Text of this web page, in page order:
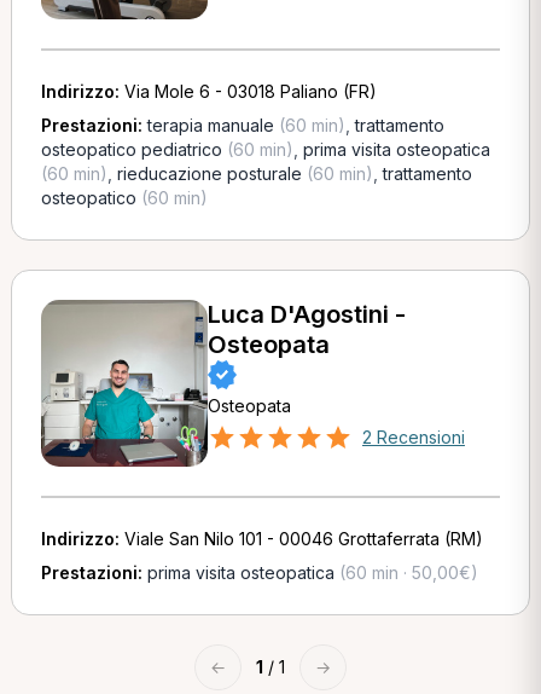
Indirizzo: Via Mole 6 - 03018 Paliano (FR)
Prestazioni:terapia manuale (60 min) ,trattamento
osteopatico pediatrico (60 min) prima visita osteopatica
(60 min) rieducazione posturale (60 min) ,trattamento
osteopatico (60 min)
Luca D'Agostini -
Osteopata
Osteopata
2 Recensioni
Indirizzo: Viale San Nilo 101 - 00046 Grottaferrata (RM)
Prestazioni: prima visita osteopatica (60 min · 50,00€)
← 1 / 1 →